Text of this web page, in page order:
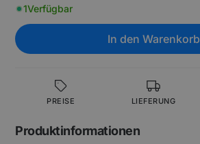
1Verfügbar
In den Warenkorb
PREISE LIEFERUNG
Produktinformationen